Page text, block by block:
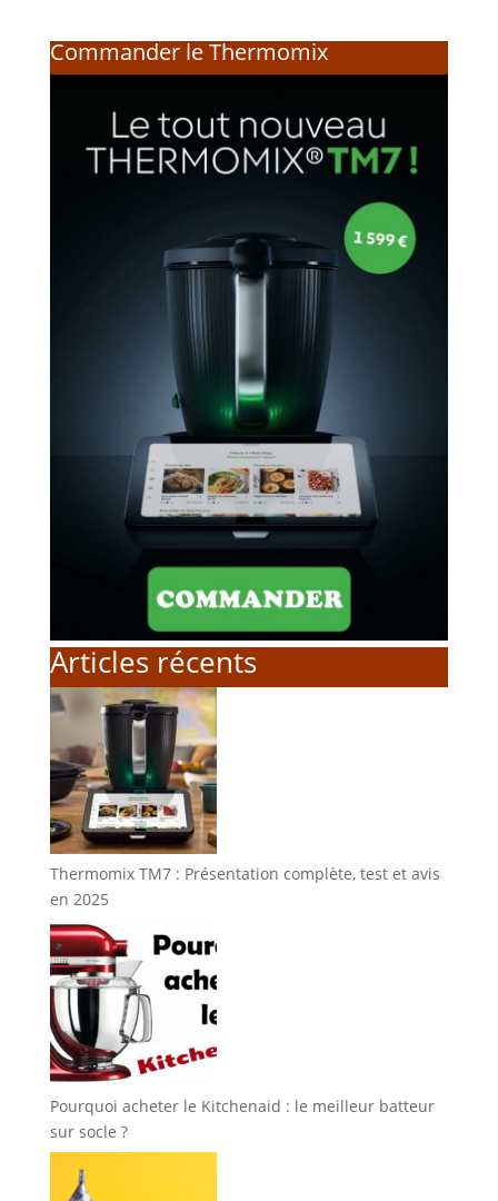
Commander le Thermomix
Articles récents
Thermomix TM7 : Présentation complète, test et avis
en 2025
Pourquoi acheter le Kitchenaid : le meilleur batteur
sur socle ?